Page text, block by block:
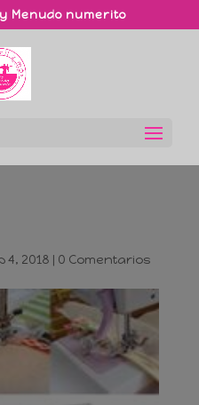
Menudo numerito
4, 2018 | 0 Comentarios